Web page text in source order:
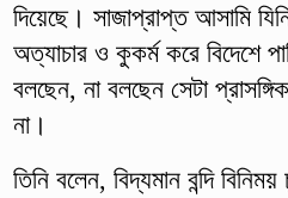
দিয়েছে। সাজাপ্রাপ্ত আসামি
অত্যাচার ও কুকর্ম করে বিদেশে
বলছেন, না বলছেন সেটা
না।
তিনি বলেন, বিদ্যমান বন্দি